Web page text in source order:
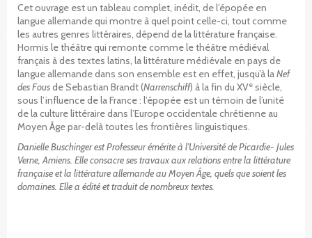
Cet ouvrage est un tableau complet, inédit, de l’épopée en
langue allemande qui montre à quel point celle-ci, tout comme
les autres genres littéraires, dépend de la littérature française.
Hormis le théâtre qui remonte comme le théâtre médiéval
français à des textes latins, la littérature médiévale en pays de
langue allemande dans son ensemble est en effet, jusqu’à laNef
des Fousde Sebastian Brandt (Narrenschiff) à la fin du XVe siècle,
sous l’influence de la France : l’épopée est un témoin de l’unité
de la culture littéraire dans l’Europe occidentale chrétienne au
Moyen Âge par-delà toutes les frontières linguistiques.
Danielle Buschinger est Professeur émérite à l’Université de Picardie- Jules
Verne, Amiens. Elle consacre ses travaux aux relations entre la littérature
française et la littérature allemande au Moyen Âge, quels que soient les
domaines. Elle a édité et traduit de nombreux textes.